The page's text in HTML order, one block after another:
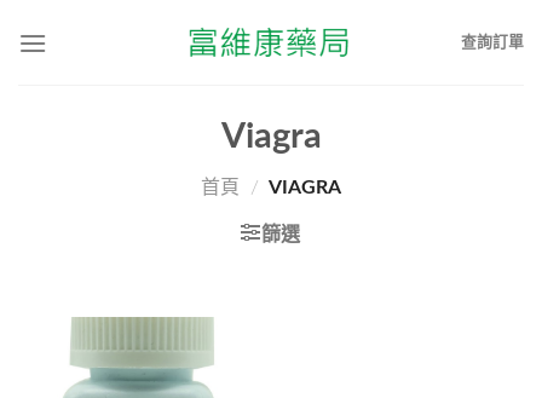
查詢訂單
Viagra
首頁 / VIAGRA
篩選